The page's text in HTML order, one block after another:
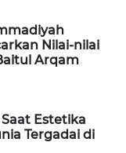
Nilai-nilai
Arqam
Estetika
Tergadai di